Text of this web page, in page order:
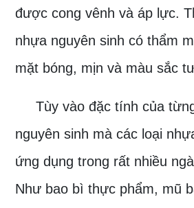
được cong vênh và áp lực.
nhựa nguyên sinh có thẩm
mặt bóng, mịn và màu sắc
Tùy vào đặc tính của
nguyên sinh mà các loại
ứng dụng trong rất nhiều
Như bao bì thực phẩm, mũ